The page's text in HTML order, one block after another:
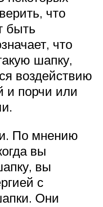
что
быть
что
шапку,
воздействию
и порчи или
По мнению
вы
вы
с
Они